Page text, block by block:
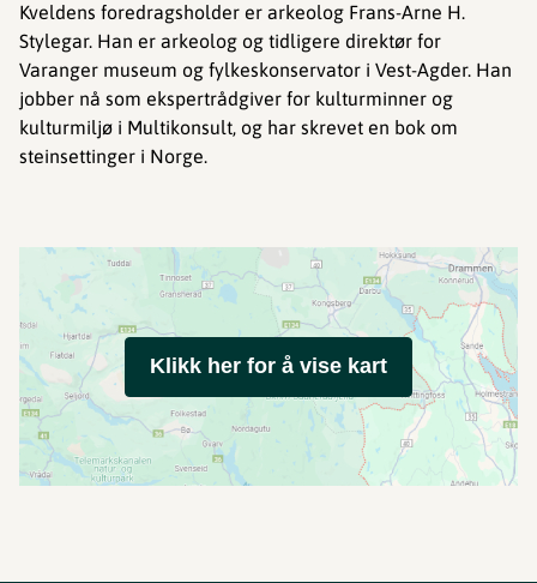
Kveldens foredragsholder er arkeolog Frans-Arne H.
Stylegar. Han er arkeolog og tidligere direktør for
Varanger museum og fylkeskonservator i Vest-Agder. Han
jobber nå som ekspertrådgiver for kulturminner og
kulturmiljø i Multikonsult, og har skrevet en bok om
steinsettinger i Norge.
Klikk her for å vise kart